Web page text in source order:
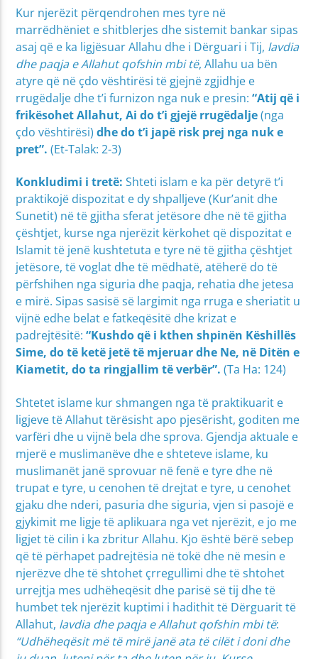
Kur njerëzit përqendrohen mes tyre në
marrëdhëniet e shitblerjes dhe sistemit bankar sipas
asaj që e ka ligjësuar Allahu dhe i Dërguari i Tij, lavdia
dhe paqja e Allahut qofshin mbi të, Allahu ua bën
atyre që në çdo vështirësi të gjejnë zgjidhje e
rrugëdalje dhe t’i furnizon nga nuk e presin:“Atij që i
frikësohet Allahut, Ai do t’i gjejë rrugëdalje(nga
çdo vështirësi) dhe do t’i japë risk prej nga nuk e
pret”. (Et-Talak: 2-3)
Konkludimi i tretë: Shteti islam e ka për detyrë t’i
praktikojë dispozitat e dy shpalljeve (Kur’anit dhe
Sunetit) në të gjitha sferat jetësore dhe në të gjitha
çështjet, kurse nga njerëzit kërkohet që dispozitat e
Islamit të jenë kushtetuta e tyre në të gjitha çështjet
jetësore, të voglat dhe të mëdhatë, atëherë do të
përfshihen nga siguria dhe paqja, rehatia dhe jetesa
e mirë. Sipas sasisë së largimit nga rruga e sheriatit u
vijnë edhe belat e fatkeqësitë dhe krizat e
padrejtësitë:“Kushdo që i kthen shpinën Këshillës
Sime, do të ketë jetë të mjeruar dhe Ne, në Ditën e
Kiametit, do ta ringjallim të verbër”. (Ta Ha: 124)
Shtetet islame kur shmangen nga të praktikuarit e
ligjeve të Allahut tërësisht apo pjesërisht, goditen me
varfëri dhe u vijnë bela dhe sprova. Gjendja aktuale e
mjerë e muslimanëve dhe e shteteve islame, ku
muslimanët janë sprovuar në fenë e tyre dhe në
trupat e tyre, u cenohen të drejtat e tyre, u cenohet
gjaku dhe nderi, pasuria dhe siguria, vjen si pasojë e
gjykimit me ligje të aplikuara nga vet njerëzit, e jo me
ligjet të cilin i ka zbritur Allahu. Kjo është bërë sebep
që të përhapet padrejtësia në tokë dhe në mesin e
njerëzve dhe të shtohet çrregullimi dhe të shtohet
urrejtja mes udhëheqësit dhe parisë së tij dhe të
humbet tek njerëzit kuptimi i hadithit të Dërguarit të
Allahut, lavdia dhe paqja e Allahut qofshin mbi të:
“Udhëheqësit më të mirë janë ata të cilët i doni dhe